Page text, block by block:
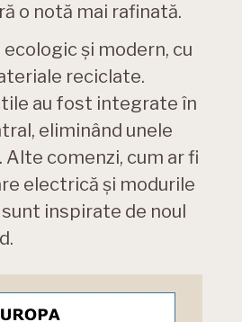
o notă mai rafinată.
și modern, cu
reciclate.
au fost integrate în
eliminând unele
Alte comenzi, cum ar fi
electrică și modurile
inspirate de noul